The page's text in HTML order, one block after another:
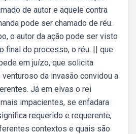
de autor e aquele contra
pode ser chamado de réu.
o autor da ação pode ser visto
final do processo, o réu. || que
em juízo, que solicita
da invasão convidou a
Já em elvas o rei
impacientes, se enfadara
requerido e requerente,
contextos e quais são